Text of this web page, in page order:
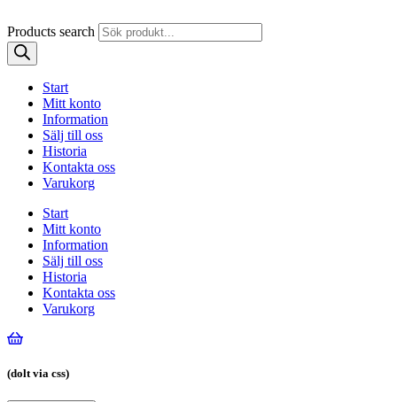
Products search
Start
Mitt konto
Information
Sälj till oss
Historia
Kontakta oss
Varukorg
Start
Mitt konto
Information
Sälj till oss
Historia
Kontakta oss
Varukorg
(dolt via css)